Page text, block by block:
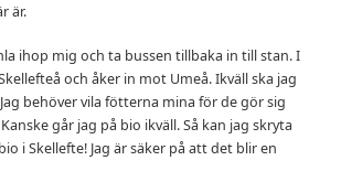
är.
ihop mig och ta bussen tillbaka in till stan. I
och åker in mot Umeå. Ikväll ska jag
behöver vila fötterna mina för de gör sig
går jag på bio ikväll. Så kan jag skryta
i Skellefte! Jag är säker på att det blir en